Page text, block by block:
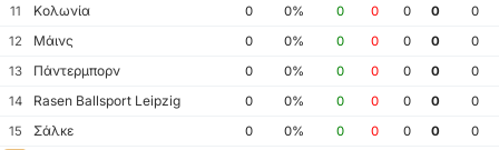
11
Κολωνία 0 0% 0 0 0 0
0
12
Μάινς 0 0% 0 0 0 0
0
13
Πάντερμπορν 0 0% 0 0 0 0
0
14
Rasen Ballsport Leipzig 0 0% 0 0 0 0
0
15
Σάλκε 0 0% 0 0 0 0
0